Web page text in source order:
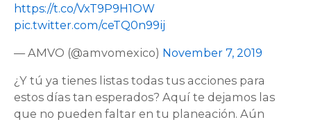
https://t.co/VxT9P9H1OW
pic.twitter.com/ceTQ0n99ij
— AMVO (@amvomexico) November 7, 2019
¿Y tú ya tienes listas todas tus acciones para
estos días tan esperados? Aquí te dejamos las
que no pueden faltar en tu planeación. Aún